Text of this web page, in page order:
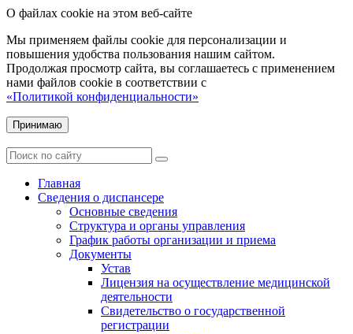
О файлах cookie на этом веб-сайте
Мы применяем файлы cookie для персонализации и
повышения удобства пользования нашим сайтом.
Продолжая просмотр сайта, вы соглашаетесь с применением
нами файлов cookie в соответствии с
«Политикой конфиденциальности»
Принимаю
Главная
Сведения о диспансере
Основные сведения
Структура и органы управления
График работы организации и приема
Документы
Устав
Лицензия на осуществление медицинской
деятельности
Свидетельство о государственной
регистрации